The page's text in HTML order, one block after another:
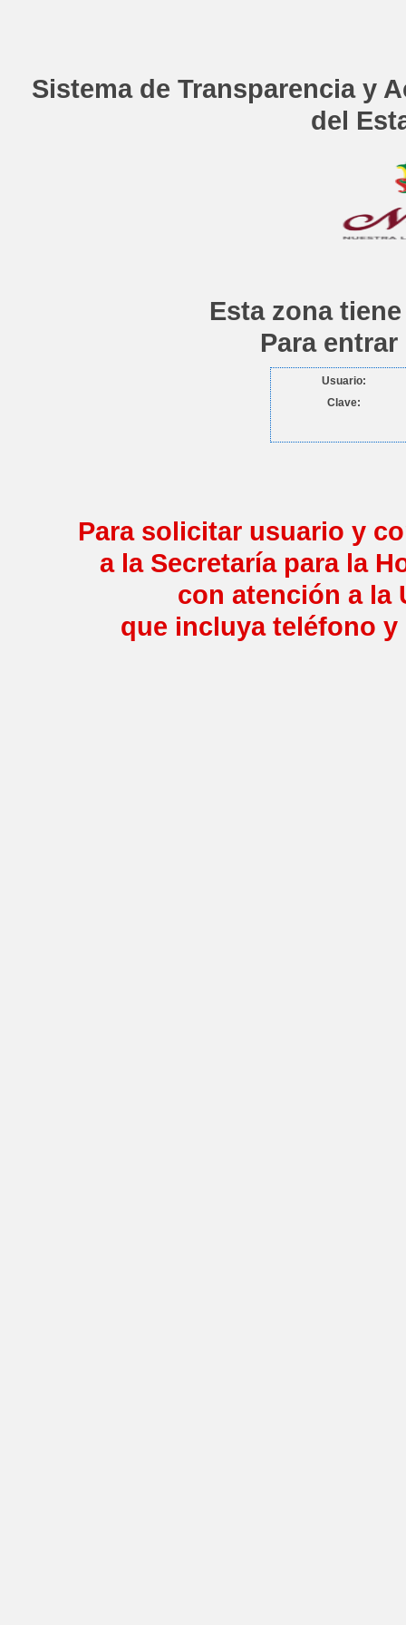
Sistema de Transparencia y
del
Esta zona
Para
Usuario:
Clave:
Para solicitar usuario y
a la Secretaría para la
con atención a la
que incluya teléfono